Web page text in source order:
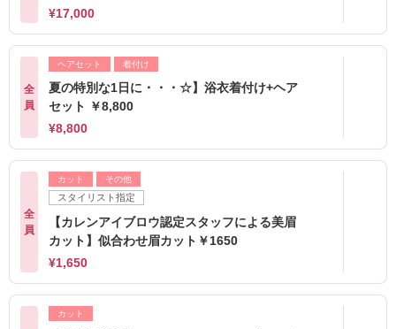
¥17,000
全
員
ヘアセット 着付け
夏の特別な1日に・・・☆】浴衣着付け+ヘア
セット ￥8,800
¥8,800
全
員
カット その他
スタイリスト指定
【カレンアイブロウ認定スタッフによる美眉
カット】似合わせ眉カット￥1650
¥1,650
カット